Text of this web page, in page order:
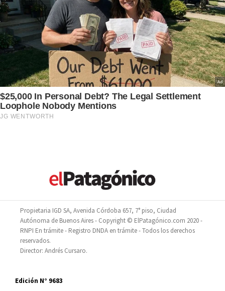
Propietaria IGD SA, Avenida Córdoba 657, 7° piso, Ciudad
Autónoma de Buenos Aires - Copyright © ElPatagónico.com 2020 -
RNPI En trámite - Registro DNDA en trámite - Todos los derechos
reservados.
Director: Andrés Cursaro.
Edición N° 9683